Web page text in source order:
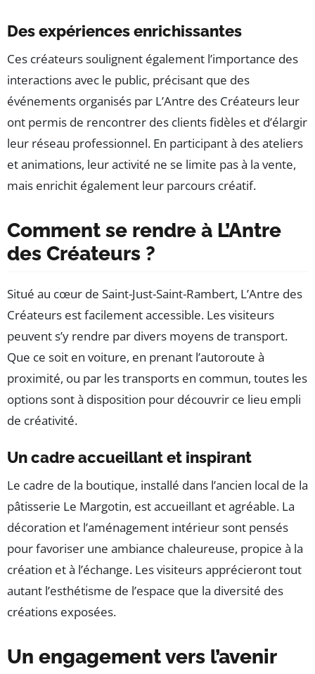
Des expériences enrichissantes
Ces créateurs soulignent également l’importance des
interactions avec le public, précisant que des
événements organisés par L’Antre des Créateurs leur
ont permis de rencontrer des clients fidèles et d’élargir
leur réseau professionnel. En participant à des ateliers
et animations, leur activité ne se limite pas à la vente,
mais enrichit également leur parcours créatif.
Comment se rendre à L’Antre
des Créateurs ?
Situé au cœur de Saint-Just-Saint-Rambert, L’Antre des
Créateurs est facilement accessible. Les visiteurs
peuvent s’y rendre par divers moyens de transport.
Que ce soit en voiture, en prenant l’autoroute à
proximité, ou par les transports en commun, toutes les
options sont à disposition pour découvrir ce lieu empli
de créativité.
Un cadre accueillant et inspirant
Le cadre de la boutique, installé dans l’ancien local de la
pâtisserie Le Margotin, est accueillant et agréable. La
décoration et l’aménagement intérieur sont pensés
pour favoriser une ambiance chaleureuse, propice à la
création et à l’échange. Les visiteurs apprécieront tout
autant l’esthétisme de l’espace que la diversité des
créations exposées.
Un engagement vers l’avenir